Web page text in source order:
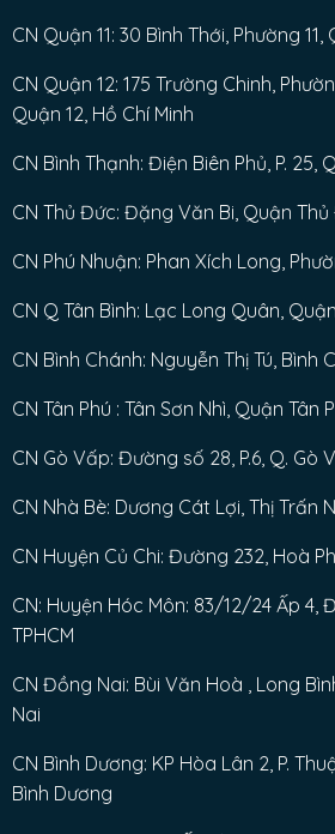
CN Quận 11: 30 Bình Thới, Phường 11,
CN Quận 12: 175 Trường Chinh,
Quận 12, Hồ Chí Minh
CN Bình Thạnh: Điện Biên Phủ, P. 25,
CN Thủ Đức: Đặng Văn Bi, Quận Thủ
CN Phú Nhuận: Phan Xích Long,
CN Q Tân Bình: Lạc Long Quân,
CN Bình Chánh: Nguyễn Thị Tú, Bình
CN Tân Phú : Tân Sơn Nhì, Quận Tân
CN Gò Vấp: Đường số 28, P.6, Q. Gò
CN Nhà Bè: Dương Cát Lợi, Thị Trấn
CN Huyện Củ Chi: Đường 232, Hoà
CN: Huyện Hóc Môn: 83/12/24 Ấp 4,
TPHCM
CN Đồng Nai: Bùi Văn Hoà , Long
Nai
CN Bình Dương: KP Hòa Lân 2, P.
Bình Dương